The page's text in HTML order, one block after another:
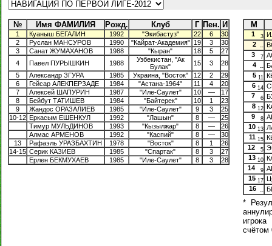
№ Имя ФАМИЛИЯ Рожд. Клуб Г Пен. И
1 Куаныш БЕГАЛИН 1992 "Экибастуз" 22 6
30
2
Руслан МАНСУРОВ 1990 "Кайрат-Академия" 19 3
30
3
Санат ЖУМАХАНОВ 1988 "Кыран" 18 5
27
4
Павел ПУРЫШКИН 1988
Узбекистан, "Ак
Булак"
15 3
28
5
Александр ЗГУРА 1985 Украина, "Восток" 12 2
29
6
Гейсар АЛЕКПЕРЗАДЕ 1984 "Астана-1964" 11 4
20
7
Алексей ШАПУРИН 1987 "Иле-Саулет" 10 —
17
8
Бейбут ТАТИШЕВ 1984 "Байтерек" 10 1
23
9
Жандос ОРАЗАЛИЕВ 1985 "Иле-Саулет" 9 3
25
10-12 Еркасым ЕШЕНКУЛ 1992 "Лашын" 8 —
25
Тимур МУЛЬДИНОВ
1993 "Кызылжар" 8 —
26
Алмас АРМЕНОВ
1992 "Каспий" 8 —
30
13
Рафаэль УРАЗБАХТИН 1978 "Восток" 8 1
26
14-15 Серик КАЗИЕВ 1985 "Спартак" 8 3
27
Ерлен БЕКМУХАЕВ
1985 "Иле-Саулет" 8 3 28
М
1 3
2 --
3
7
4 --
5 11
6 14
7
6
8 12
9
8
10 13
11 15
12
5
13 10
14
9
15 17
16 --
*
счётом